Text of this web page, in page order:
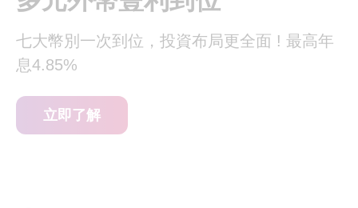
七大幣別一次到位，投資布局更全面 ! 最高年
息4.85%
立即了解